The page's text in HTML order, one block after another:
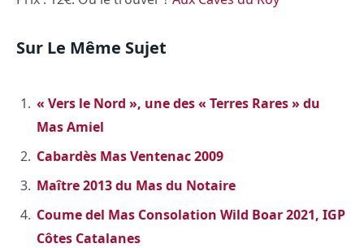
Sur Le Même Sujet
« Vers le Nord », une des « Terres Rares » du
Mas Amiel
Cabardès Mas Ventenac 2009
Maître 2013 du Mas du Notaire
Coume del Mas Consolation Wild Boar 2021, IGP
Côtes Catalanes